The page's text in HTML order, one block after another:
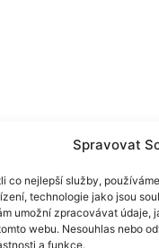
Spravovat
co nejlepší služby,
technologie jako jsou
umožní zpracovávat údaje,
webu. Nesouhlas nebo
a funkce.